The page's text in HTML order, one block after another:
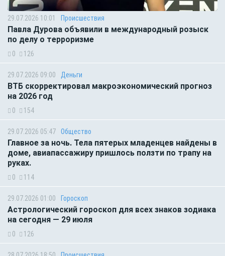
29.07.2026 10:01 Происшествия
Павла Дурова объявили в международный розыск
по делу о терроризме
0 126
29.07.2026 09:00 Деньги
ВТБ скорректировал макроэкономический прогноз
на 2026 год
0 154
29.07.2026 05:47 Общество
Главное за ночь. Тела пятерых младенцев найдены в
доме, авиапассажиру пришлось ползти по трапу на
руках.
0 114
29.07.2026 01:00 Гороскоп
Астрологический гороскоп для всех знаков зодиака
на сегодня — 29 июля
0 126